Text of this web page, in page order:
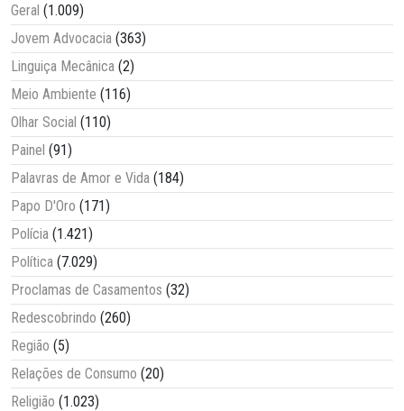
Geral (1.009)
Jovem Advocacia (363)
Linguiça Mecânica (2)
Meio Ambiente (116)
Olhar Social (110)
Painel (91)
Palavras de Amor e Vida (184)
Papo D'Oro (171)
Polícia (1.421)
Política (7.029)
Proclamas de Casamentos (32)
Redescobrindo (260)
Região (5)
Relações de Consumo (20)
Religião (1.023)